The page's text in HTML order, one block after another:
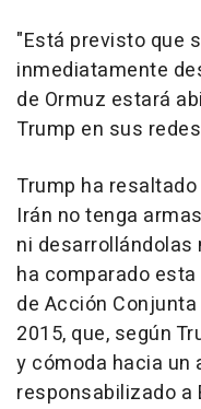
"Está previsto que
inmediatamente
de Ormuz estará
Trump en sus
Trump ha
Irán no tenga
ni desarrollándolas
ha comparado
de Acción
2015, que, según
y cómoda hacia un
responsabilizado a